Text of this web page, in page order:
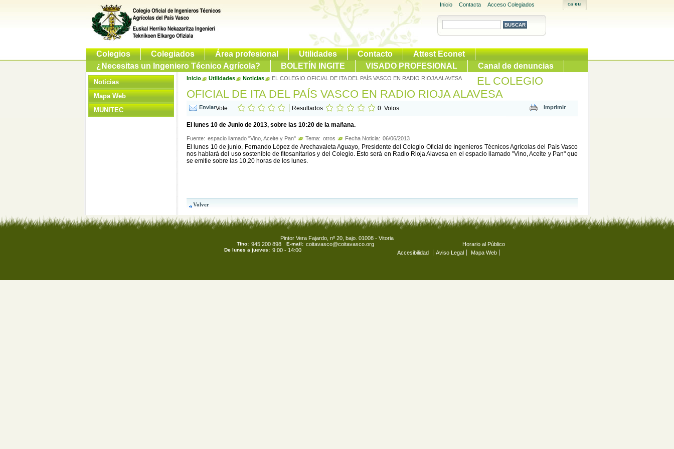
Inicio Contacta Acceso Colegiados
Colegios Colegiados Área profesional Utilidades Contacto
Attest Econet
¿Necesitas un Ingeniero Técnico Agrícola?
BOLETÍN INGITE VISADO PROFESIONAL Canal de denuncias
Noticias
Mapa Web
MUNITEC
Inicio Utilidades Noticias EL COLEGIO OFICIAL DE ITA DEL PAÍS VASCO EN RADIO RIOJA ALAVESA
EL COLEGIO
OFICIAL DE ITA DEL PAÍS VASCO EN RADIO RIOJA ALAVESA
Vote: Resultados: 0 Votos
El lunes 10 de Junio de 2013, sobre las 10:20 de la mañana.
Fuente: espacio llamado "Vino, Aceite y Pan" Tema: otros Fecha Noticia: 06/06/2013
El lunes 10 de junio, Fernando López de Arechavaleta Aguayo, Presidente del Colegio Oficial de Ingenieros Técnicos Agrícolas del País Vasco
nos hablará del uso sostenible de fitosanitarios y del Colegio. Esto será en Radio Rioja Alavesa en el espacio llamado "Vino, Aceite y Pan" que
se emitie sobre las 10,20 horas de los lunes.
Pintor Vera Fajardo, nº 20, bajo. 01008 - Vitoria
Tfno: 945 200 898 E-mail: coitavasco@coitavasco.org Horario al Público
De lunes a jueves: 9:00 - 14:00 Accesibilidad Aviso Legal Mapa Web